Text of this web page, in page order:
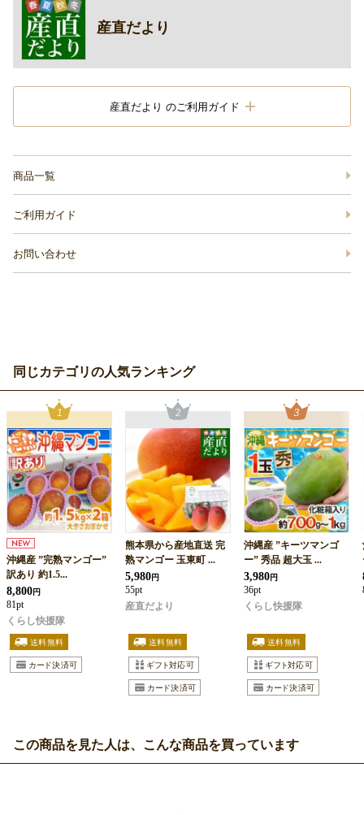
産直だより
産直だより のご利用ガイド
商品一覧
ご利用ガイド
お問い合わせ
同じカテゴリの人気ランキング
沖縄産 ”完熟マンゴー”
訳あり 約1.5...
8,800円
81pt
くらし快援隊
熊本県から産地直送 完
熟マンゴー 玉東町 ...
5,980円
55pt
産直だより
沖縄産 ”キーツマンゴ
ー” 秀品 超大玉 ...
3,980円
36pt
くらし快援隊
この商品を見た人は、こんな商品を買っています